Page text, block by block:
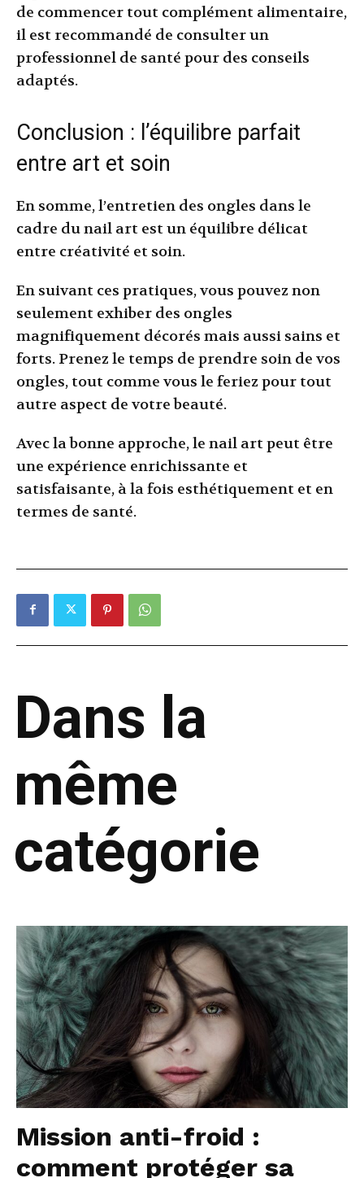
de commencer tout complément alimentaire,
il est recommandé de consulter un
professionnel de santé pour des conseils
adaptés.
Conclusion : l’équilibre parfait
entre art et soin
En somme, l’entretien des ongles dans le
cadre du nail art est un équilibre délicat
entre créativité et soin.
En suivant ces pratiques, vous pouvez non
seulement exhiber des ongles
magnifiquement décorés mais aussi sains et
forts. Prenez le temps de prendre soin de vos
ongles, tout comme vous le feriez pour tout
autre aspect de votre beauté.
Avec la bonne approche, le nail art peut être
une expérience enrichissante et
satisfaisante, à la fois esthétiquement et en
termes de santé.
Dans la
même
catégorie
Mission anti-froid :
comment protéger sa